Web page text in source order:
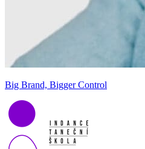
Big Brand, Bigger Control